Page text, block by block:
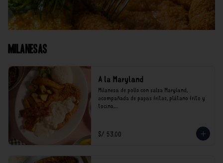
Milanesas
A la Maryland
Milanesa de pollo con salsa Maryland,
acompañada de papas fritas, plátano frito y
tocino.
incluyen impuestos de ley y recargo al
consumo.
S/ 53.00